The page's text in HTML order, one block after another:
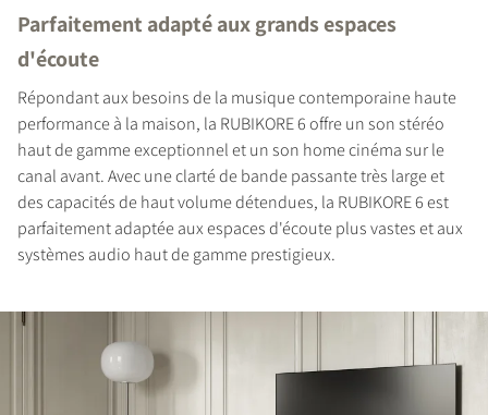
COMPARER LES PRODUITS
Parfaitement adapté aux grands espaces
d'écoute
Répondant aux besoins de la musique contemporaine haute
performance à la maison, la RUBIKORE 6 offre un son stéréo
haut de gamme exceptionnel et un son home cinéma sur le
canal avant. Avec une clarté de bande passante très large et
des capacités de haut volume détendues, la RUBIKORE 6 est
parfaitement adaptée aux espaces d'écoute plus vastes et aux
systèmes audio haut de gamme prestigieux.